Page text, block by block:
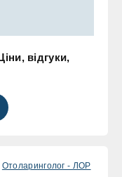
відгуки,
Отоларинголог - ЛОР